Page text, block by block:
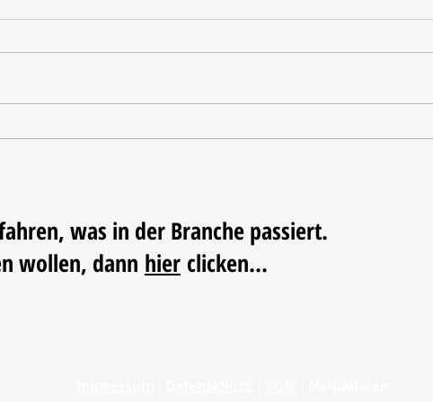
Haeser wird Geschäftsführer
Oxo
was in der Branche passiert.
wollen, dann hier clicken...